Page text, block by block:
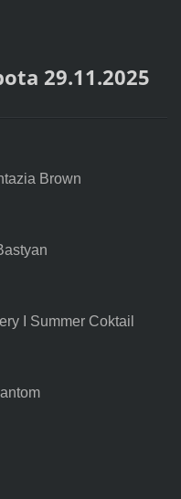
29.11.2025
Brown
I Summer Coktail